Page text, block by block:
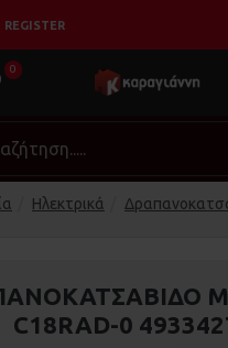
REGISTER
0
Ηλεκτρικά
C18RAD-0